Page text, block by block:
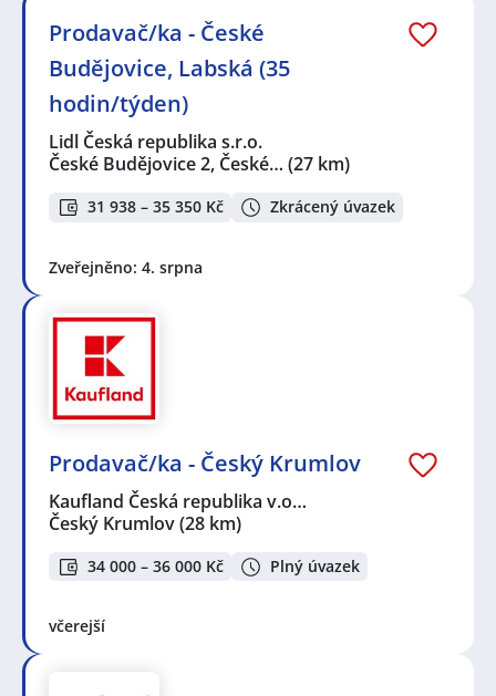
Prodavač/ka - České
Budějovice, Labská (35
hodin/týden)
Lidl Česká republika s.r.o.
České Budějovice 2, České… (27 km)
31 938 – 35 350 Kč Zkrácený úvazek
Zveřejněno: 4. srpna
Prodavač/ka - Český Krumlov
Kaufland Česká republika v.o…
Český Krumlov(28 km)
34 000 – 36 000 Kč Plný úvazek
včerejší